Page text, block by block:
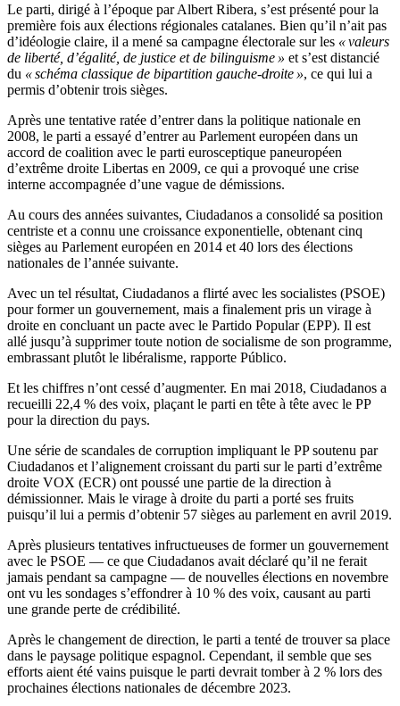
Le parti, dirigé à l’époque par Albert Ribera, s’est présenté pour la
première fois aux élections régionales catalanes. Bien qu’il n’ait pas
d’idéologie claire, il a mené sa campagne électorale sur les « valeurs
de liberté, d’égalité, de justice et de bilinguisme » et s’est distancié
du « schéma classique de bipartition gauche-droite », ce qui lui a
permis d’obtenir trois sièges.
Après une tentative ratée d’entrer dans la politique nationale en
2008, le parti a essayé d’entrer au Parlement européen dans un
accord de coalition avec le parti eurosceptique paneuropéen
d’extrême droite Libertas en 2009, ce qui a provoqué une crise
interne accompagnée d’une vague de démissions.
Au cours des années suivantes, Ciudadanos a consolidé sa position
centriste et a connu une croissance exponentielle, obtenant cinq
sièges au Parlement européen en 2014 et 40 lors des élections
nationales de l’année suivante.
Avec un tel résultat, Ciudadanos a flirté avec les socialistes (PSOE)
pour former un gouvernement, mais a finalement pris un virage à
droite en concluant un pacte avec le Partido Popular (EPP). Il est
allé jusqu’à supprimer toute notion de socialisme de son programme,
embrassant plutôt le libéralisme, rapporte Público.
Et les chiffres n’ont cessé d’augmenter. En mai 2018, Ciudadanos a
recueilli 22,4 % des voix, plaçant le parti en tête à tête avec le PP
pour la direction du pays.
Une série de scandales de corruption impliquant le PP soutenu par
Ciudadanos et l’alignement croissant du parti sur le parti d’extrême
droite VOX (ECR) ont poussé une partie de la direction à
démissionner. Mais le virage à droite du parti a porté ses fruits
puisqu’il lui a permis d’obtenir 57 sièges au parlement en avril 2019.
Après plusieurs tentatives infructueuses de former un gouvernement
avec le PSOE — ce que Ciudadanos avait déclaré qu’il ne ferait
jamais pendant sa campagne — de nouvelles élections en novembre
ont vu les sondages s’effondrer à 10 % des voix, causant au parti
une grande perte de crédibilité.
Après le changement de direction, le parti a tenté de trouver sa place
dans le paysage politique espagnol. Cependant, il semble que ses
efforts aient été vains puisque le parti devrait tomber à 2 % lors des
prochaines élections nationales de décembre 2023.